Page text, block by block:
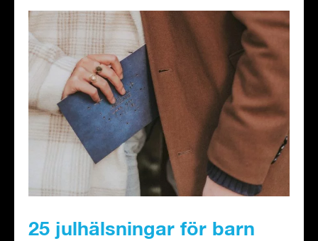
25 julhälsningar för barn